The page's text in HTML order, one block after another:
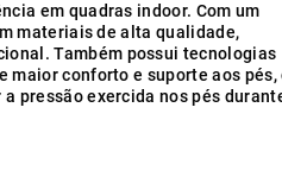
em quadras indoor. Com um
materiais de alta qualidade,
Também possui tecnologias
maior conforto e suporte aos pés,
pressão exercida nos pés